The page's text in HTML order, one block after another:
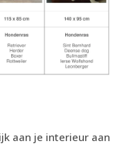
aan je interieur aan